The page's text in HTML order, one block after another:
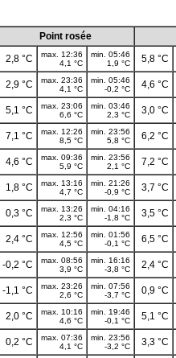
Point rosée
2,8 °C
max. 12:36
4,1 °C
min. 05:46
1,9 °C
5,8 °C
2,9 °C
max. 23:36
4,1 °C
min. 05:46
-0,2 °C
4,6 °C
5,1 °C
max. 23:06
6,6 °C
min. 03:46
2,3 °C
3,0 °C
7,1 °C
max. 12:26
8,5 °C
min. 23:56
5,8 °C
6,2 °C
4,6 °C
max. 09:36
5,9 °C
min. 23:56
2,1 °C
7,2 °C
1,8 °C
max. 13:16
4,7 °C
min. 21:26
-0,9 °C
3,7 °C
0,3 °C
max. 13:26
2,3 °C
min. 04:16
-1,8 °C
3,5 °C
2,4 °C
max. 12:56
4,5 °C
min. 01:56
-0,1 °C
6,5 °C
-0,2 °C
max. 08:56
3,9 °C
min. 16:16
-3,8 °C
2,4 °C
-1,1 °C
max. 23:26
2,6 °C
min. 07:56
-3,7 °C
0,9 °C
2,0 °C
max. 10:16
4,6 °C
min. 19:46
-0,1 °C
5,1 °C
0,2 °C
max. 07:36
4,1 °C
min. 23:56
-3,2 °C
3,3 °C